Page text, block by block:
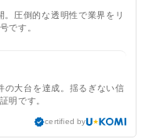
。圧倒的な透明性で業界をリ
です。
の大台を達成。揺るぎない信
明です。
certified by